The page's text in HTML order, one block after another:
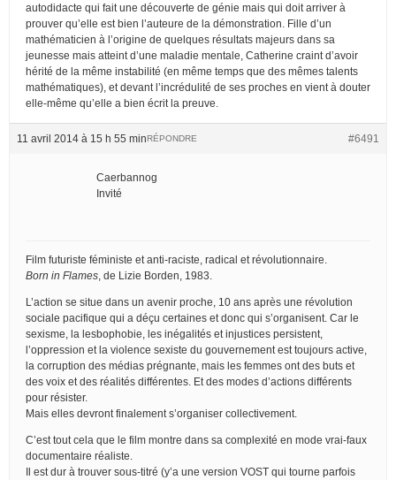
autodidacte qui fait une découverte de génie mais qui doit arriver à
prouver qu’elle est bien l’auteure de la démonstration. Fille d’un
mathématicien à l’origine de quelques résultats majeurs dans sa
jeunesse mais atteint d’une maladie mentale, Catherine craint d’avoir
hérité de la même instabilité (en même temps que des mêmes talents
mathématiques), et devant l’incrédulité de ses proches en vient à douter
elle-même qu’elle a bien écrit la preuve.
11 avril 2014 à 15 h 55 min #6491
RÉPONDRE
Caerbannog
Invité
Film futuriste féministe et anti-raciste, radical et révolutionnaire.
Born in Flames , de Lizie Borden, 1983.
L’action se situe dans un avenir proche, 10 ans après une révolution
sociale pacifique qui a déçu certaines et donc qui s’organisent. Car le
sexisme, la lesbophobie, les inégalités et injustices persistent,
l’oppression et la violence sexiste du gouvernement est toujours active,
la corruption des médias prégnante, mais les femmes ont des buts et
des voix et des réalités différentes. Et des modes d’actions différents
pour résister.
Mais elles devront finalement s’organiser collectivement.
C’est tout cela que le film montre dans sa complexité en mode vrai-faux
documentaire réaliste.
Il est dur à trouver sous-titré (y’a une version VOST qui tourne parfois